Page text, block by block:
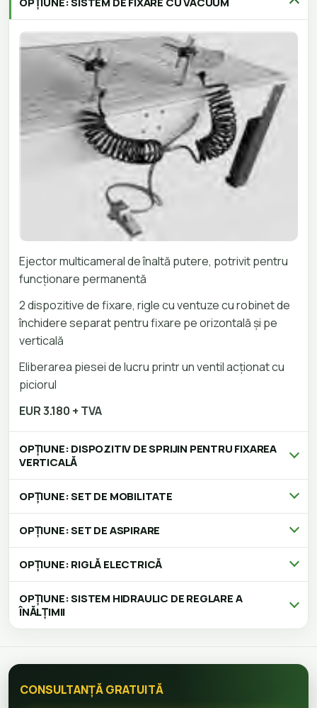
Ejector multicameral de înaltă putere, potrivit pentru
funcționare permanentă
2 dispozitive de fixare, rigle cu ventuze cu robinet de
închidere separat pentru fixare pe orizontală și pe
verticală
Eliberarea piesei de lucru printr un ventil acționat cu
piciorul
EUR 3.180 + TVA
OPȚIUNE: DISPOZITIV DE SPRIJIN PENTRU FIXAREA
VERTICALĂ
OPȚIUNE: SET DE MOBILITATE
OPȚIUNE: SET DE ASPIRARE
OPȚIUNE: RIGLĂ ELECTRICĂ
OPȚIUNE: SISTEM HIDRAULIC DE REGLARE A
ÎNĂLȚIMII
CONSULTANȚĂ GRATUITĂ